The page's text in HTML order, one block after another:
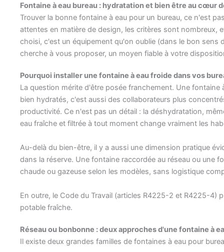
Fontaine à eau bureau : hydratation et bien être au cœur
Trouver la bonne fontaine à eau pour un bureau, ce n'est
attentes en matière de design, les critères sont nombreux,
choisi, c'est un équipement qu'on oublie (dans le bon
cherche à vous proposer, un moyen fiable à votre
Pourquoi installer une fontaine à eau froide dans vos
La question mérite d'être posée franchement. Une
bien hydratés, c'est aussi des collaborateurs plus
productivité. Ce n'est pas un détail : la déshydratation,
eau fraîche et filtrée à tout moment change vraiment les
Au-delà du bien-être, il y a aussi une dimension pratique
dans la réserve. Une fontaine raccordée au réseau ou une
chaude ou gazeuse selon les modèles, sans logistique
En outre, le Code du Travail (articles R4225-2 et R4225-4)
potable fraîche.
Réseau ou bonbonne : deux approches d'une fontaine à
Il existe deux grandes familles de fontaines à eau pour